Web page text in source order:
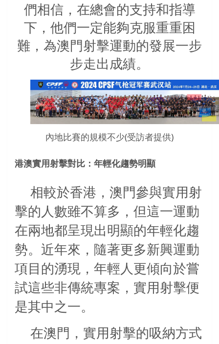
們相信，在總會的支持和指導
下，他們一定能夠克服重重困
難，為澳門射擊運動的發展一步
步走出成績。
內地比賽的規模不少(受訪者提供)
港澳實用射擊對比：年輕化趨勢明顯
相較於香港，澳門參與實用射
擊的人數雖不算多，但這一運動
在兩地都呈現出明顯的年輕化趨
勢。近年來，隨著更多新興運動
項目的湧現，年輕人更傾向於嘗
試這些非傳統專案，實用射擊便
是其中之一。
在澳門，實用射擊的吸納方式